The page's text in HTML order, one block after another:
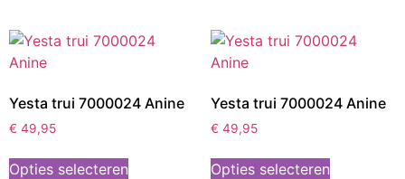
Yesta trui 7000024 Anine
€ 49,95
Opties selecteren
Yesta trui 7000024 Anine
€ 49,95
Opties selecteren